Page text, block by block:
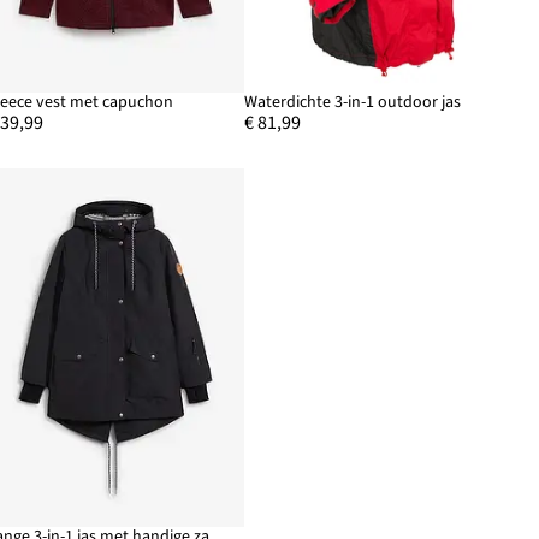
vest met capuchon Waterdichte 3-in-1 outdoor jas
€ 81,99